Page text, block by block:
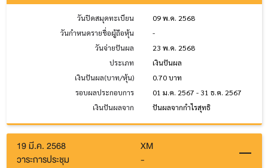
วันปิดสมุดทะเบียน
09 พ.ค. 2568
วันกำหนดรายชื่อผู้ถือหุ้น
-
วันจ่ายปันผล
23 พ.ค. 2568
ประเภท
เงินปันผล
เงินปันผล(บาท/หุ้น)
0.70 บาท
รอบผลประกอบการ
01 ม.ค. 2567 - 31 ธ.ค. 2567
เงินปันผลจาก
ปันผลจากกำไรสุทธิ
19 มี.ค. 2568
XM
วาระการประชุม
-